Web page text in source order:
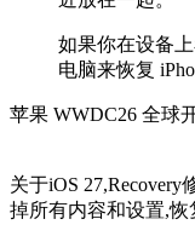
如果你在设备
电脑来恢复
苹果 WWDC26 全球
关于iOS
掉所有内容和设置,恢